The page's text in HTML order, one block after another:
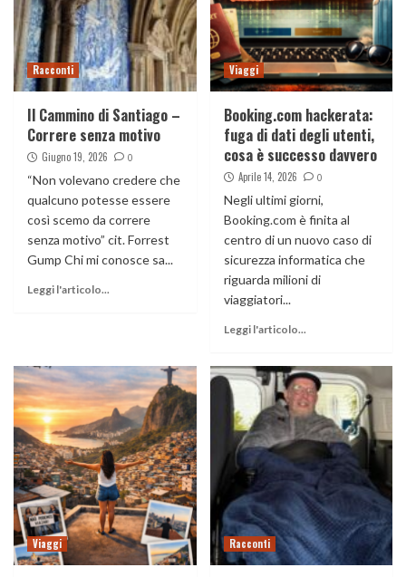
Racconti
Il Cammino di Santiago –
Correre senza motivo
Giugno 19, 2026 0
“Non volevano credere che
qualcuno potesse essere
così scemo da correre
senza motivo” cit. Forrest
Gump Chi mi conosce sa...
Leggi l'articolo...
Viaggi
Booking.com hackerata:
fuga di dati degli utenti,
cosa è successo davvero
Aprile 14, 2026 0
Negli ultimi giorni,
Booking.com è finita al
centro di un nuovo caso di
sicurezza informatica che
riguarda milioni di
viaggiatori...
Leggi l'articolo...
Viaggi Racconti